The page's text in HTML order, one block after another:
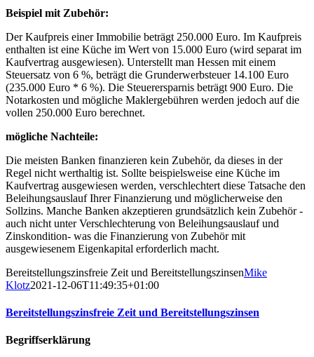
Beispiel mit Zubehör:
Der Kaufpreis einer Immobilie beträgt 250.000 Euro. Im Kaufpreis
enthalten ist eine Küche im Wert von 15.000 Euro (wird separat im
Kaufvertrag ausgewiesen). Unterstellt man Hessen mit einem
Steuersatz von 6 %, beträgt die Grunderwerbsteuer 14.100 Euro
(235.000 Euro * 6 %). Die Steuerersparnis beträgt 900 Euro. Die
Notarkosten und mögliche Maklergebühren werden jedoch auf die
vollen 250.000 Euro berechnet.
mögliche Nachteile:
Die meisten Banken finanzieren kein Zubehör, da dieses in der
Regel nicht werthaltig ist. Sollte beispielsweise eine Küche im
Kaufvertrag ausgewiesen werden, verschlechtert diese Tatsache den
Beleihungsauslauf Ihrer Finanzierung und möglicherweise den
Sollzins. Manche Banken akzeptieren grundsätzlich kein Zubehör -
auch nicht unter Verschlechterung von Beleihungsauslauf und
Zinskondition- was die Finanzierung von Zubehör mit
ausgewiesenem Eigenkapital erforderlich macht.
Bereitstellungszinsfreie Zeit und BereitstellungszinsenMike
Klotz2021-12-06T11:49:35+01:00
Bereitstellungszinsfreie Zeit und Bereitstellungszinsen
Begriffserklärung